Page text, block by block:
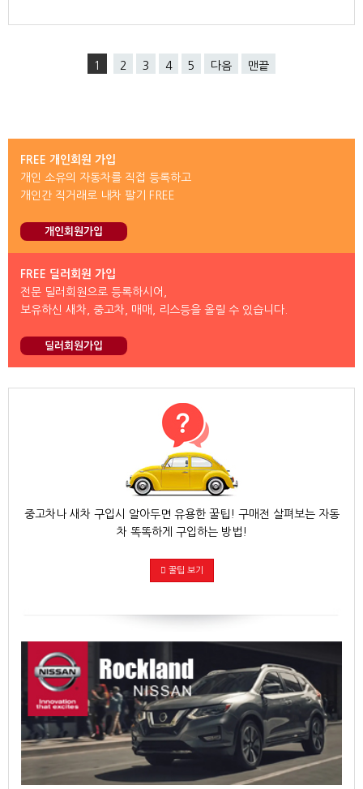
1 2 3 4 5 다음 맨끝
FREE 개인회원 가입
개인 소유의 자동차를 직접 등록하고
개인간 직거래로 내차 팔기 FREE
개인회원가입
FREE 딜러회원 가입
전문 딜러회원으로 등록하시어,
보유하신 새차, 중고차, 매매, 리스등을 올릴 수 있습니다.
딜러회원가입
중고차나 새차 구입시 알아두면 유용한 꿀팁! 구매전 살펴보는 자동
차 똑똑하게 구입하는 방법!
꿀팁 보기